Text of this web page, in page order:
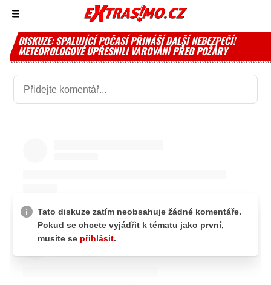
Zobrazit/skrýt
DISKUZE: SPALUJÍCÍ POČASÍ PŘINÁŠÍ DALŠÍ NEBEZPEČÍ!
METEOROLOGOVÉ UPŘESNILI VAROVÁNÍ PŘED POŽÁRY